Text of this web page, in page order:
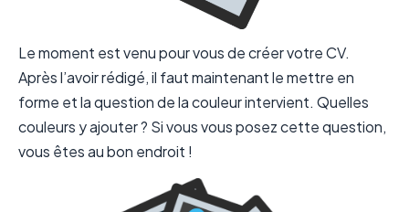
Le moment est venu pour vous de créer votre CV.
Après l’avoir rédigé, il faut maintenant le mettre en
forme et la question de la couleur intervient. Quelles
couleurs y ajouter ? Si vous vous posez cette question,
vous êtes au bon endroit !